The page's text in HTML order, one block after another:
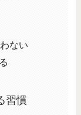
ない
習慣